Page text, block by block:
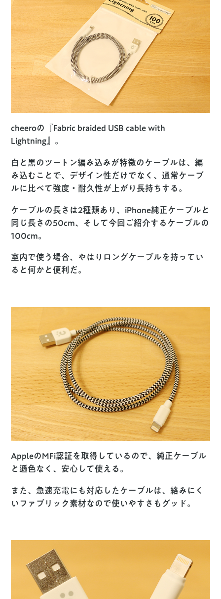
cheeroの『Fabric braided USB cable with
Lightning』。
白と黒のツートン編み込みが特徴のケーブルは、編
み込むことで、デザイン性だけでなく、通常ケーブ
ルに比べて強度・耐久性が上がり長持ちする。
ケーブルの長さは2種類あり、iPhone純正ケーブルと
同じ長さの50cm、そして今回ご紹介するケーブルの
100cm。
室内で使う場合、やはりロングケーブルを持ってい
ると何かと便利だ。
AppleのMFi認証を取得しているので、純正ケーブル
と遜色なく、安心して使える。
また、急速充電にも対応したケーブルは、絡みにく
いファブリック素材なので使いやすさもグッド。